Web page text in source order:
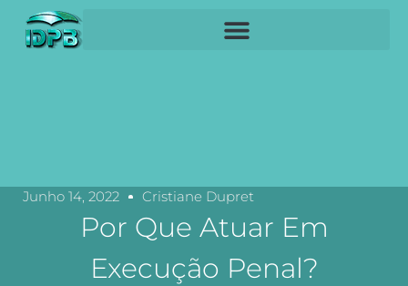
Junho 14, 2022 Cristiane Dupret
Por Que Atuar Em
Execução Penal?